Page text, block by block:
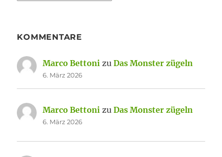
KOMMENTARE
Marco Bettoni zuDas Monster zügeln
6. März 2026
Marco Bettoni zuDas Monster zügeln
6. März 2026